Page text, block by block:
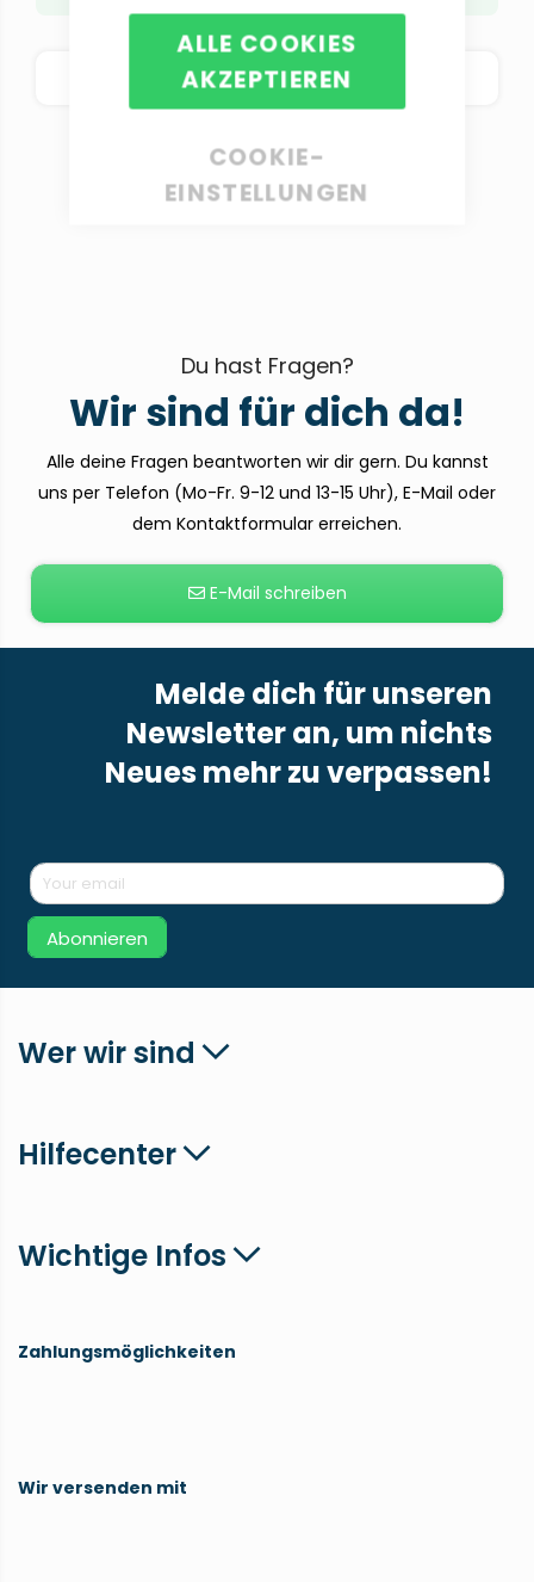
BESTELLOPTIONEN
Du hast Fragen?
Wir sind für dich da!
Alle deine Fragen beantworten wir dir gern. Du kannst
uns per Telefon (Mo-Fr. 9-12 und 13-15 Uhr), E-Mail oder
dem Kontaktformular erreichen.
E-Mail schreiben
Melde dich für unseren
Newsletter an, um nichts
Neues mehr zu verpassen!
Abonnieren
Wer wir sind
Hilfecenter
Wichtige Infos
Zahlungsmöglichkeiten
Wir versenden mit
ALLE COOKIES
AKZEPTIEREN
COOKIE-
EINSTELLUNGEN